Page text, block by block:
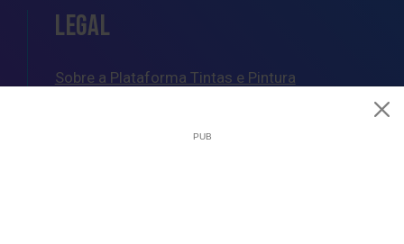
LEGAL
Sobre a Plataforma Tintas e Pintura